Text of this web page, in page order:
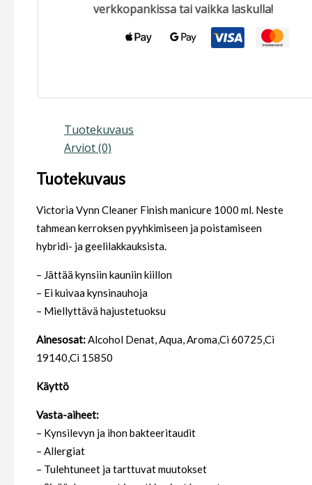
verkkopankissa tai vaikka laskulla!
Tuotekuvaus
Arviot (0)
Tuotekuvaus
Victoria Vynn Cleaner Finish manicure 1000 ml. Neste
tahmean kerroksen pyyhkimiseen ja poistamiseen
hybridi- ja geelilakkauksista.
– Jättää kynsiin kauniin kiillon
– Ei kuivaa kynsinauhoja
– Miellyttävä hajustetuoksu
Ainesosat:Alcohol Denat, Aqua, Aroma,Ci 60725,Ci
19140,Ci 15850
Käyttö
Vasta-aiheet:
– Kynsilevyn ja ihon bakteeritaudit
– Allergiat
– Tulehtuneet ja tarttuvat muutokset